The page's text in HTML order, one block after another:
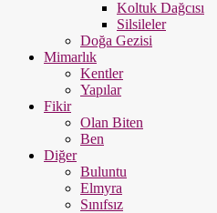
Koltuk Dağcısı
Silsileler
Doğa Gezisi
Mimarlık
Kentler
Yapılar
Fikir
Olan Biten
Ben
Diğer
Buluntu
Elmyra
Sınıfsız